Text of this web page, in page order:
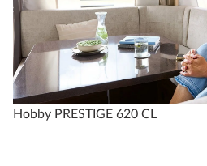
Tekniske
Hobby PRESTIGE 620 CL